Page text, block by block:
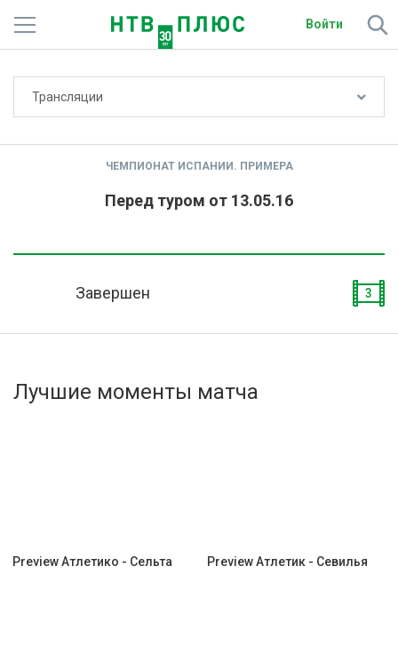
Войти
Активировать промокод
Трансляции
ЧЕМПИОНАТ ИСПАНИИ. ПРИМЕРА
Перед туром от 13.05.16
Завершен 3
Лучшие моменты матча
Preview Атлетико - Сельта Preview Атлетик - Севилья